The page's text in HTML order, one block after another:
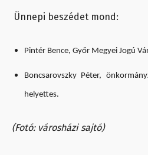
Ünnepi beszédet mond:
Pintér Bence, Győr Megyei Jogú
Boncsarovszky Péter,
helyettes.
(Fotó: városházi sajtó)